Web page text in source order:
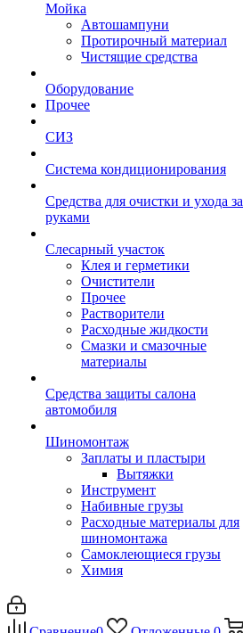
Мойка
Автошампуни
Протирочный материал
Чистящие средства
Оборудование
Прочее
СИЗ
Система кондиционирования
Средства для очистки и ухода за
руками
Слесарный участок
Клея и герметики
Очистители
Прочее
Растворители
Расходные жидкости
Смазки и смазочные
материалы
Средства защиты салона
автомобиля
Шиномонтаж
Заплаты и пластыри
Вытяжки
Инструмент
Набивные грузы
Расходные материалы для
шиномонтажа
Самоклеющиеся грузы
Химия